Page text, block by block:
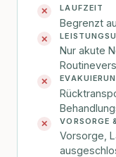
✕ LAUFZEIT
Begrenzt
✕
Nur akute
✕
✕ VORSORGE
Vorsorge,